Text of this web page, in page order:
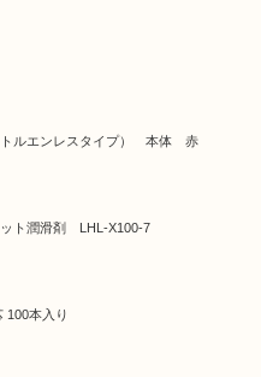
ルエンレスタイプ） 本体 赤
ト潤滑剤 LHL-X100-7
100本入り